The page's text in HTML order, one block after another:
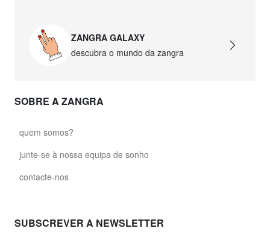
ZANGRA GALAXY
descubra o mundo da zangra
SOBRE A ZANGRA
quem somos?
junte-se à nossa equipa de sonho
contacte-nos
SUBSCREVER A NEWSLETTER